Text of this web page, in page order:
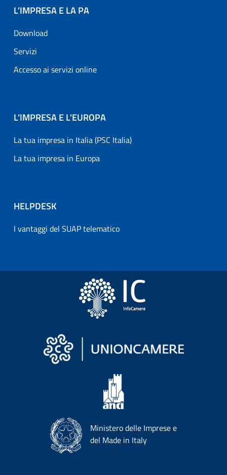
L’IMPRESA E LA PA
Download
Servizi
Accesso ai servizi online
L’IMPRESA E L'EUROPA
La tua impresa in Italia (PSC Italia)
La tua impresa in Europa
HELPDESK
I vantaggi del SUAP telematico
Ministero delle Imprese e
del Made in Italy